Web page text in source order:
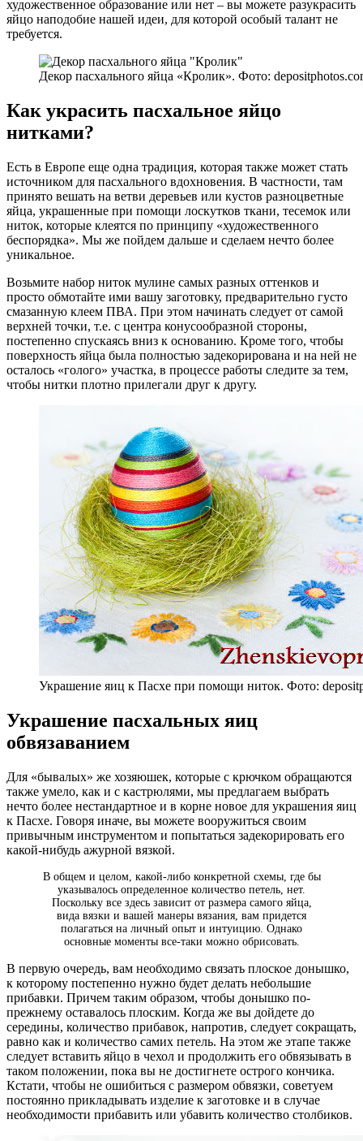
художественное образование или нет – вы можете разукрасить
яйцо наподобие нашей идеи, для которой особый талант не
требуется.
Декор пасхального яйца «Кролик». Фото:
Как украсить пасхальное яйцо
нитками?
Есть в Европе еще одна традиция, которая также может стать
источником для пасхального вдохновения. В частности, там
принято вешать на ветви деревьев или кустов разноцветные
яйца, украшенные при помощи лоскутков ткани, тесемок или
ниток, которые клеятся по принципу «художественного
беспорядка». Мы же пойдем дальше и сделаем нечто более
уникальное.
Возьмите набор ниток мулине самых разных оттенков и
просто обмотайте ими вашу заготовку, предварительно густо
смазанную клеем ПВА. При этом начинать следует от самой
верхней точки, т.е. с центра конусообразной стороны,
постепенно спускаясь вниз к основанию. Кроме того, чтобы
поверхность яйца была полностью задекорирована и на ней не
осталось «голого» участка, в процессе работы следите за тем,
чтобы нитки плотно прилегали друг к другу.
Украшение яиц к Пасхе при помощи ниток. Фото:
Украшение пасхальных яиц
обвязаванием
Для «бывалых» же хозяюшек, которые с крючком обращаются
также умело, как и с кастрюлями, мы предлагаем выбрать
нечто более нестандартное и в корне новое для украшения яиц
к Пасхе. Говоря иначе, вы можете вооружиться своим
привычным инструментом и попытаться задекорировать его
какой-нибудь ажурной вязкой.
В общем и целом, какой-либо конкретной схемы, где бы
указывалось определенное количество петель, нет.
Поскольку все здесь зависит от размера самого яйца,
вида вязки и вашей манеры вязания, вам придется
полагаться на личный опыт и интуицию. Однако
основные моменты все-таки можно обрисовать.
В первую очередь, вам необходимо связать плоское донышко,
к которому постепенно нужно будет делать небольшие
прибавки. Причем таким образом, чтобы донышко по-
прежнему оставалось плоским. Когда же вы дойдете до
середины, количество прибавок, напротив, следует сокращать,
равно как и количество самих петель. На этом же этапе также
следует вставить яйцо в чехол и продолжить его обвязывать в
таком положении, пока вы не достигнете острого кончика.
Кстати, чтобы не ошибиться с размером обвязки, советуем
постоянно прикладывать изделие к заготовке и в случае
необходимости прибавить или убавить количество столбиков.